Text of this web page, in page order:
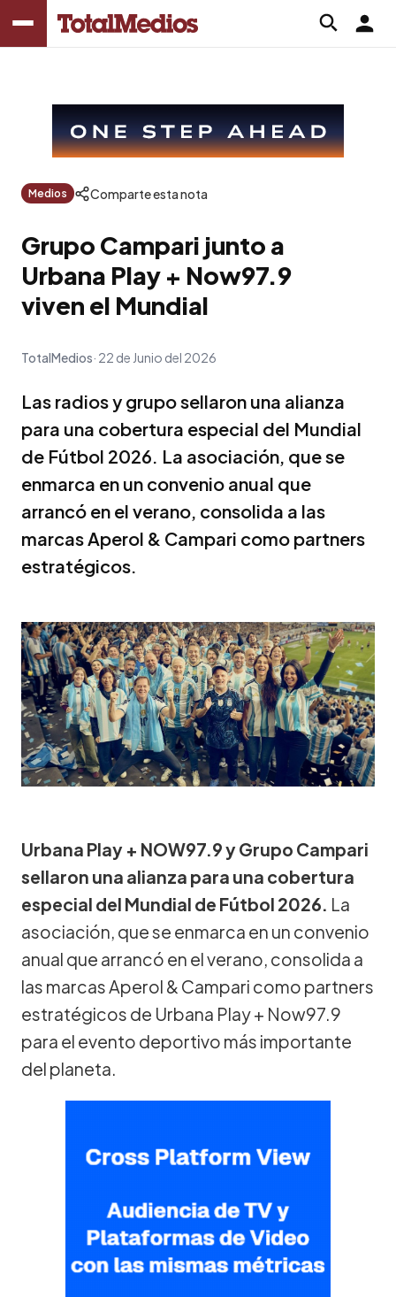
Medios Comparte esta nota
Grupo Campari junto a
Urbana Play + Now97.9
viven el Mundial
TotalMedios 22 de Junio del 2026
Las radios y grupo sellaron una alianza
para una cobertura especial del Mundial
de Fútbol 2026. La asociación, que se
enmarca en un convenio anual que
arrancó en el verano, consolida a las
marcas Aperol & Campari como partners
estratégicos.
Urbana Play + NOW97.9 y Grupo Campari
sellaron una alianza para una cobertura
especial del Mundial de Fútbol 2026. La
asociación, que se enmarca en un convenio
anual que arrancó en el verano, consolida a
las marcas Aperol & Campari como partners
estratégicos de Urbana Play + Now97.9
para el evento deportivo más importante
del planeta.